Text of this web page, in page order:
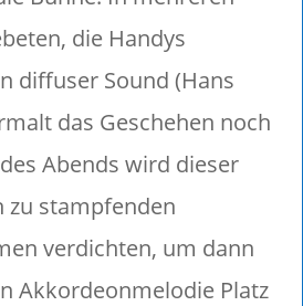
die Handys
diffuser Sound (Hans
das Geschehen noch
Abends wird dieser
zu stampfenden
verdichten, um dann
Akkordeonmelodie Platz